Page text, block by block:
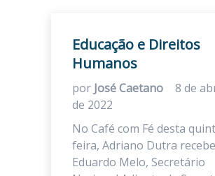
Educação e Direitos
Humanos
por José Caetano
8 de
de 2022
No Café com Fé desta
feira, Adriano Dutra recebe
Eduardo Melo, Secretário